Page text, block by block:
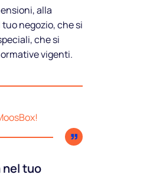
custom per
alla
negozio, che si
che si
vigenti.
nel tuo